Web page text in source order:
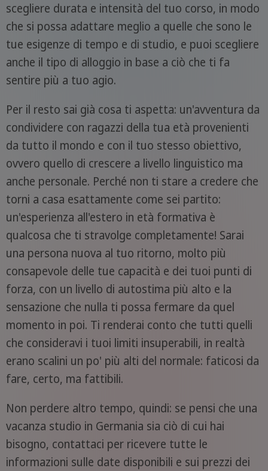
scegliere durata e intensità del tuo corso, in modo
che si possa adattare meglio a quelle che sono le
tue esigenze di tempo e di studio, e puoi scegliere
anche il tipo di alloggio in base a ciò che ti fa
sentire più a tuo agio.
Per il resto sai già cosa ti aspetta: un'avventura da
condividere con ragazzi della tua età provenienti
da tutto il mondo e con il tuo stesso obiettivo,
ovvero quello di crescere a livello linguistico ma
anche personale. Perché non ti stare a credere che
torni a casa esattamente come sei partito:
un'esperienza all'estero in età formativa è
qualcosa che ti stravolge completamente! Sarai
una persona nuova al tuo ritorno, molto più
consapevole delle tue capacità e dei tuoi punti di
forza, con un livello di autostima più alto e la
sensazione che nulla ti possa fermare da quel
momento in poi. Ti renderai conto che tutti quelli
che consideravi i tuoi limiti insuperabili, in realtà
erano scalini un po' più alti del normale: faticosi da
fare, certo, ma fattibili.
Non perdere altro tempo, quindi: se pensi che una
vacanza studio in Germania sia ciò di cui hai
bisogno, contattaci per ricevere tutte le
informazioni sulle date disponibili e sui prezzi dei